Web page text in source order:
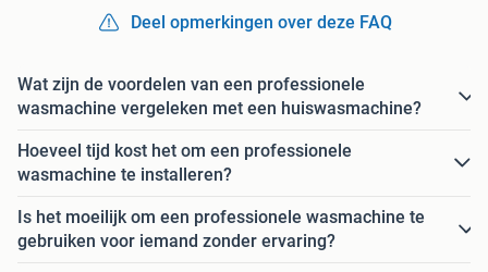
Deel opmerkingen over deze FAQ
Wat zijn de voordelen van een professionele
wasmachine vergeleken met een huiswasmachine?
Hoeveel tijd kost het om een professionele
wasmachine te installeren?
Is het moeilijk om een professionele wasmachine te
gebruiken voor iemand zonder ervaring?